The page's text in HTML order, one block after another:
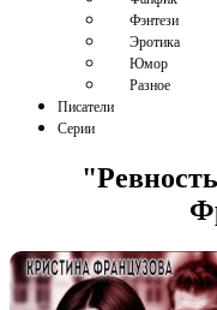
Фэнтези
Эротика
Юмор
Разное
Писатели
Серии